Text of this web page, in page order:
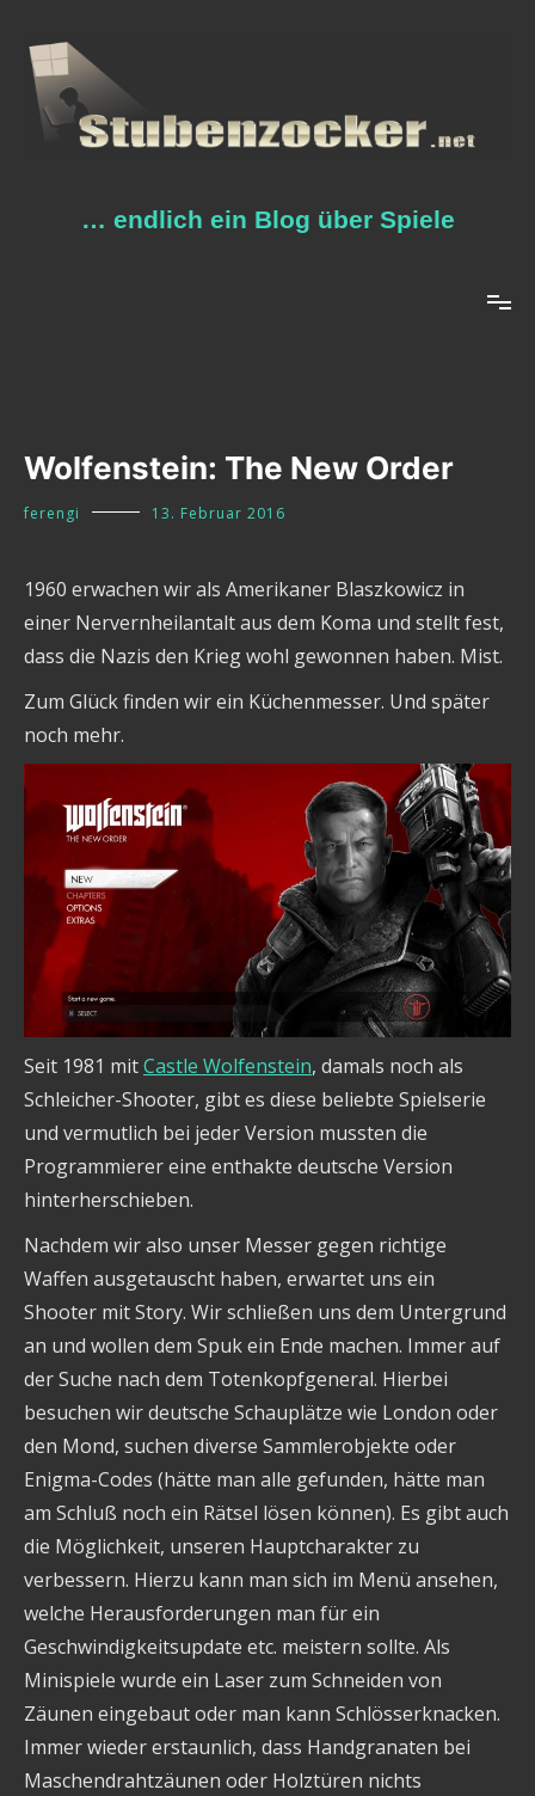
Inhalt
springen
… endlich ein Blog über Spiele
Wolfenstein: The New Order
ferengi 13. Februar 2016
1960 erwachen wir als Amerikaner Blaszkowicz in
einer Nervernheilantalt aus dem Koma und stellt fest,
dass die Nazis den Krieg wohl gewonnen haben. Mist.
Zum Glück finden wir ein Küchenmesser. Und später
noch mehr.
Seit 1981 mitCastle Wolfenstein, damals noch als
Schleicher-Shooter, gibt es diese beliebte Spielserie
und vermutlich bei jeder Version mussten die
Programmierer eine enthakte deutsche Version
hinterherschieben.
Nachdem wir also unser Messer gegen richtige
Waffen ausgetauscht haben, erwartet uns ein
Shooter mit Story. Wir schließen uns dem Untergrund
an und wollen dem Spuk ein Ende machen. Immer auf
der Suche nach dem Totenkopfgeneral. Hierbei
besuchen wir deutsche Schauplätze wie London oder
den Mond, suchen diverse Sammlerobjekte oder
Enigma-Codes (hätte man alle gefunden, hätte man
am Schluß noch ein Rätsel lösen können). Es gibt auch
die Möglichkeit, unseren Hauptcharakter zu
verbessern. Hierzu kann man sich im Menü ansehen,
welche Herausforderungen man für ein
Geschwindigkeitsupdate etc. meistern sollte. Als
Minispiele wurde ein Laser zum Schneiden von
Zäunen eingebaut oder man kann Schlösserknacken.
Immer wieder erstaunlich, dass Handgranaten bei
Maschendrahtzäunen oder Holztüren nichts